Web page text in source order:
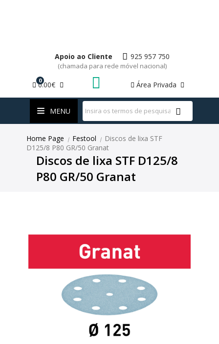
WhatsApp
Apoio ao Cliente 925 957 750
(chamada para rede móvel nacional)
Área Privada
0
0.00€
MENU
Home Page | Festool | Discos de lixa STF
D125/8 P80 GR/50 Granat
Discos de lixa STF D125/8
P80 GR/50 Granat